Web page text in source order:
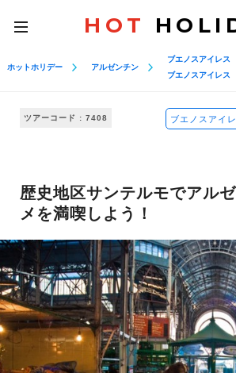
toggle
navigation
HOT
ホットホリデー アルゼンチン
ブエノスアイレス
ブエノスアイレス
ツアーコード : 7408 ブエノスアイ
歴史地区サンテルモでアル
メを満喫しよう！